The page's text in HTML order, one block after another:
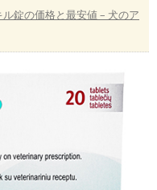
ル錠の価格と最安値 – 犬のア